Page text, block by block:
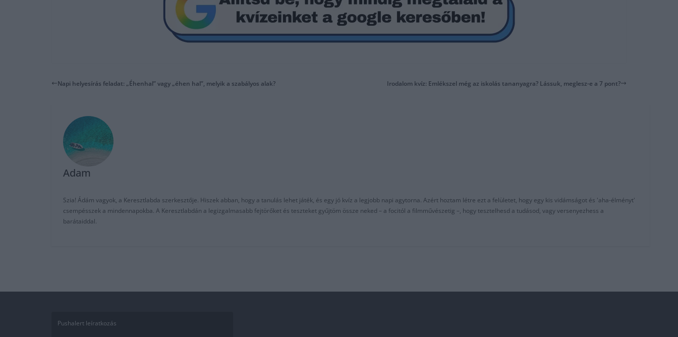
Napi helyesírás feladat: „Éhenhal” vagy „éhen hal”, melyik a szabályos alak? Irodalom kvíz: Emlékszel még az iskolás tananyagra? Lássuk, meglesz-e a 7 pont?
Adam
Szia! Ádám vagyok, a Keresztlabda szerkesztője. Hiszek abban, hogy a tanulás lehet játék, és egy jó kvíz a legjobb napi agytorna. Azért hoztam létre ezt a felületet, hogy egy kis vidámságot és 'aha-élményt'
csempésszek a mindennapokba. A Keresztlabdán a legizgalmasabb fejtörőket és teszteket gyűjtöm össze neked – a focitól a filmművészetig –, hogy tesztelhesd a tudásod, vagy versenyezhess a
barátaiddal.
Pushalert leíratkozás